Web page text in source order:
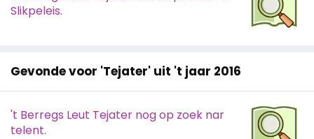
Slikpeleis.
Gevonde voor 'Tejater' uit 't jaar 2016
't Berregs Leut Tejater nog op zoek nar
telent.